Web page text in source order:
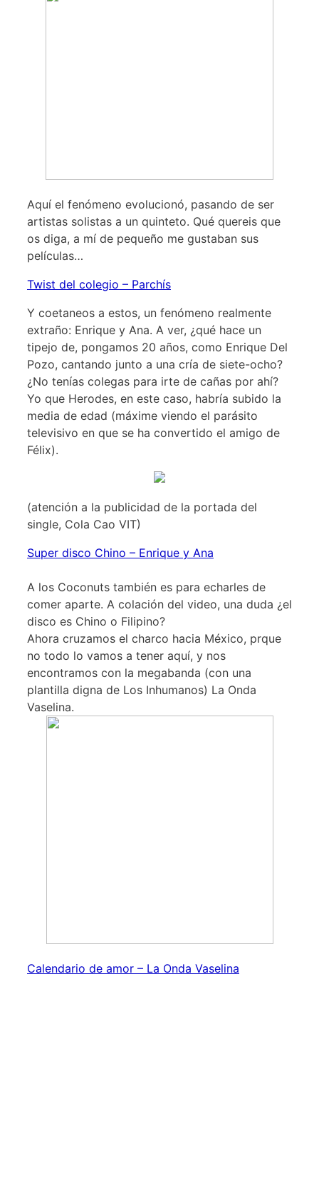
Aquí el fenómeno evolucionó, pasando de ser
artistas solistas a un quinteto. Qué quereis que
os diga, a mí de pequeño me gustaban sus
películas…
Twist del colegio – Parchís
Y coetaneos a estos, un fenómeno realmente
extraño: Enrique y Ana. A ver, ¿qué hace un
tipejo de, pongamos 20 años, como Enrique Del
Pozo, cantando junto a una cría de siete-ocho?
¿No tenías colegas para irte de cañas por ahí?
Yo que Herodes, en este caso, habría subido la
media de edad (máxime viendo el parásito
televisivo en que se ha convertido el amigo de
Félix).
(atención a la publicidad de la portada del
single, Cola Cao VIT)
Super disco Chino – Enrique y Ana
A los Coconuts también es para echarles de
comer aparte. A colación del video, una duda ¿el
disco es Chino o Filipino?
Ahora cruzamos el charco hacia México, prque
no todo lo vamos a tener aquí, y nos
encontramos con la megabanda (con una
plantilla digna de Los Inhumanos) La Onda
Vaselina.
Calendario de amor – La Onda Vaselina